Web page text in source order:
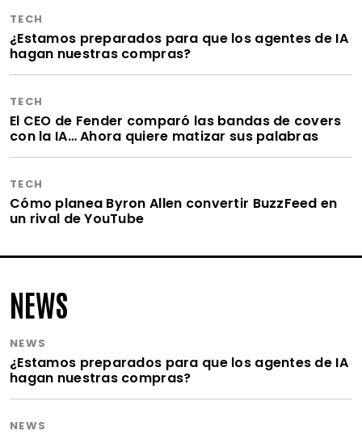
TECH
¿Estamos preparados para que los agentes de IA
hagan nuestras compras?
TECH
El CEO de Fender comparó las bandas de covers
con la IA… Ahora quiere matizar sus palabras
TECH
Cómo planea Byron Allen convertir BuzzFeed en
un rival de YouTube
NEWS
NEWS
¿Estamos preparados para que los agentes de IA
hagan nuestras compras?
NEWS